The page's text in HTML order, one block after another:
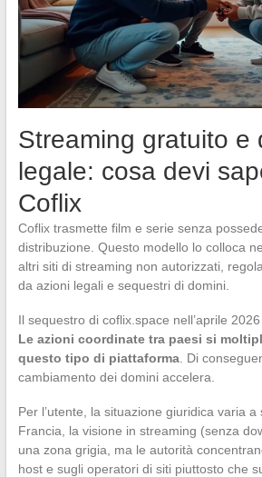
Streaming gratuito e
legale: cosa devi
Coflix
Coflix trasmette film e serie senza
distribuzione. Questo modello lo colloca
altri siti di streaming non autorizzati,
da azioni legali e sequestri di domini.
Il sequestro di coflix.space nell’aprile
Le azioni coordinate tra paesi si
questo tipo di piattaforma. Di
cambiamento dei domini accelera.
Per l’utente, la situazione giuridica varia
Francia, la visione in streaming (senza
una zona grigia, ma le autorità
host e sugli operatori di siti piuttosto che